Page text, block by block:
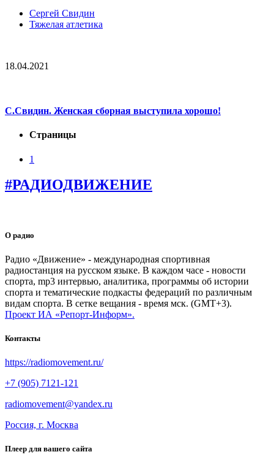
Сергей Свидин
Тяжелая атлетика
18.04.2021
С.Свидин. Женская сборная выступила хорошо!
Страницы
1
#РАДИОДВИЖЕНИЕ
О радио
Радио «Движение» - международная спортивная
радиостанция на русском языке. В каждом часе - новости
спорта, mp3 интервью, аналитика, программы об истории
спорта и тематические подкасты федераций по различным
видам спорта. В сетке вещания - время мск. (GMT+3).
Проект ИА «Репорт-Информ».
Контакты
https://radiomovement.ru/
+7 (905) 7121-121
radiomovement@yandex.ru
Россия, г. Москва
Плеер для вашего сайта